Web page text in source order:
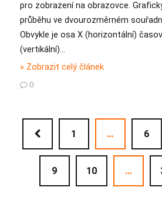
pro zobrazení na obrazovce.
průběhu ve dvourozměrném
Obvykle je osa X (horizontální)
(vertikální)…
» Zobrazit celý článek
0
1 … 6
9 10 …